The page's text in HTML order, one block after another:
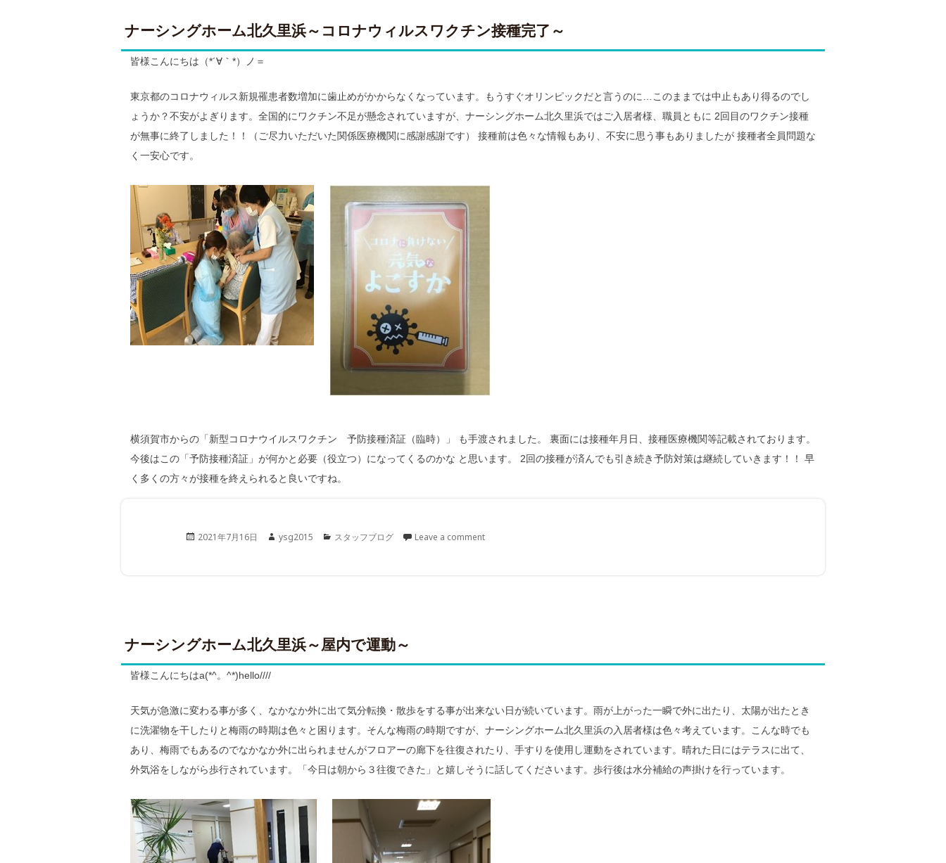
ナーシングホーム北久里浜～コロナウィルスワクチン接種完了～
皆様こんにちは（*´∀｀*）ノ＝
東京都のコロナウィルス新規罹患者数増加に歯止めがかからなくなっています。もうすぐオリンピックだと言うのに…このままでは中止もあり得るのでし
ょうか？不安がよぎります。全国的にワクチン不足が懸念されていますが、ナーシングホーム北久里浜ではご入居者様、職員ともに 2回目のワクチン接種
が無事に終了しました！！（ご尽力いただいた関係医療機関に感謝感謝です） 接種前は色々な情報もあり、不安に思う事もありましたが 接種者全員問題な
く一安心です。
横須賀市からの「新型コロナウイルスワクチン 予防接種済証（臨時）」 も手渡されました。 裏面には接種年月日、接種医療機関等記載されております。
今後はこの「予防接種済証」が何かと必要（役立つ）になってくるのかな と思います。 2回の接種が済んでも引き続き予防対策は継続していきます！！ 早
く多くの方々が接種を終えられると良いですね。
Posted
2021年7月16日 Author
ysg2015 Categories
スタッフブログ Leave a comment
ナーシングホーム北久里浜～屋内で運動～
皆様こんにちはa(*^。^*)hello////
天気が急激に変わる事が多く、なかなか外に出て気分転換・散歩をする事が出来ない日が続いています。雨が上がった一瞬で外に出たり、太陽が出たとき
に洗濯物を干したりと梅雨の時期は色々と困ります。そんな梅雨の時期ですが、ナーシングホーム北久里浜の入居者様は色々考えています。こんな時でも
あり、梅雨でもあるのでなかなか外に出られませんがフロアーの廊下を往復されたり、手すりを使用し運動をされています。晴れた日にはテラスに出て、
外気浴をしながら歩行されています。「今日は朝から３往復できた」と嬉しそうに話してくださいます。歩行後は水分補給の声掛けを行っています。